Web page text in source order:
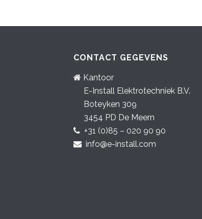
CONTACT GEGEVENS
Kantoor
E-Install Elektrotechniek B.V.
Boteyken 309
3454 PD De Meern
+31 (0)85 – 020 90 90
info@e-install.com